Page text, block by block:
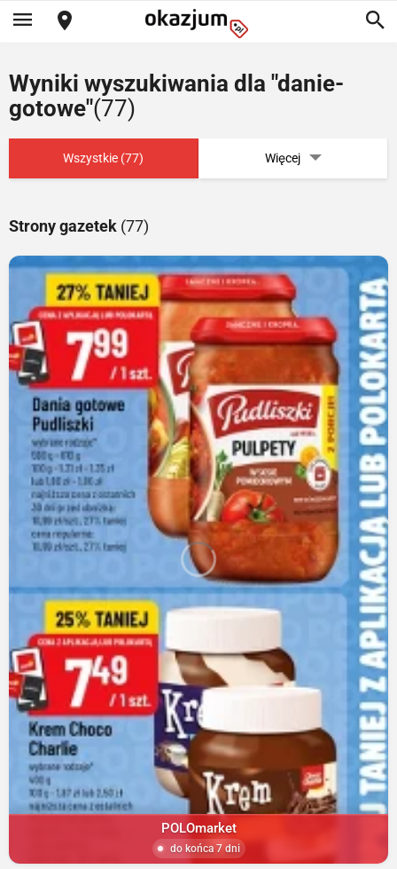
Wyniki wyszukiwania dla "danie-
gotowe"(77)
Wszystkie (77) Więcej
Strony gazetek (77)
POLOmarket
do końca 7 dni